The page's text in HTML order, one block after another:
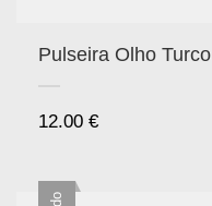
Pulseira Olho Turco
12.00 €